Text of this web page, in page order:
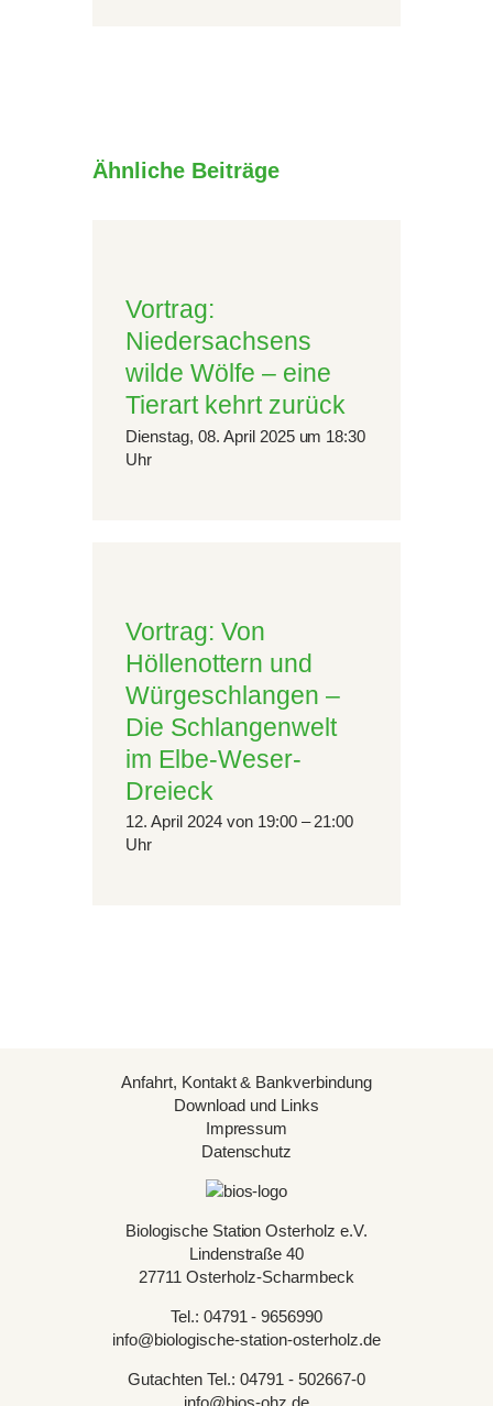
Ähnliche Beiträge
Vortrag:
Niedersachsens
wilde Wölfe – eine
Tierart kehrt zurück
Dienstag, 08. April 2025 um 18:30
Uhr
Vortrag: Von
Höllenottern und
Würgeschlangen –
Die Schlangenwelt
im Elbe-Weser-
Dreieck
12. April 2024 von 19:00 – 21:00
Uhr
Anfahrt, Kontakt & Bankverbindung
Download und Links
Impressum
Datenschutz
Biologische Station Osterholz e.V.
Lindenstraße 40
27711 Osterholz-Scharmbeck
Tel.: 04791 - 9656990
info@biologische-station-osterholz.de
Gutachten Tel.: 04791 - 502667-0